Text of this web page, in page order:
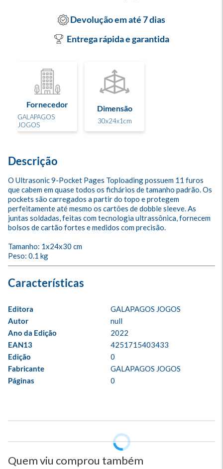
Devolução em até 7 dias
Entrega rápida e garantida
Fornecedor
GALAPAGOS
JOGOS
Dimensão
30x24x1cm
Descrição
O Ultrasonic 9-Pocket Pages Toploading possuem 11 furos
que cabem em quase todos os fichários de tamanho padrão. Os
pockets são carregados a partir do topo e protegem
perfeitamente até mesmo os cartões de dobble sleeve. As
juntas soldadas, feitas com tecnologia ultrassônica, fornecem
bolsos de cartão fortes e medidos com precisão.
Tamanho: 1x24x30 cm
Peso: 0.1 kg
Editora
GALAPAGOS JOGOS
Autor
null
Ano da Edição
2022
EAN13
4251715403433
Edição
0
Fabricante
GALAPAGOS JOGOS
Páginas
0
Quem viu comprou também